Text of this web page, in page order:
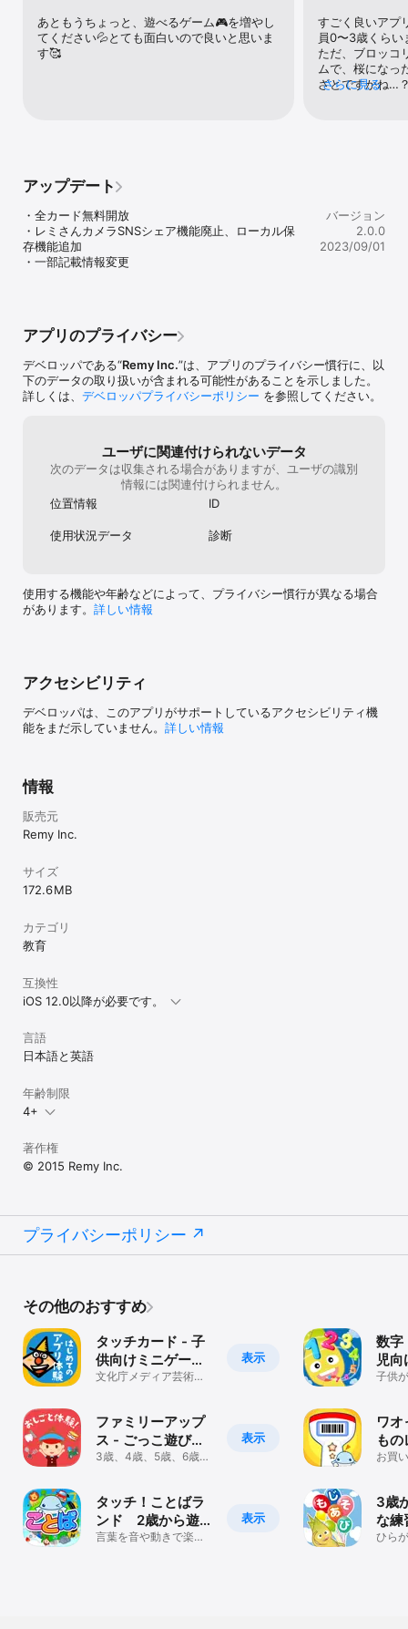
理サイトremyの広報部長もつとめる女の子です。「タッチフード」
では、平野レミの声をのせ、元気に活躍してくれますよ。
アプリ・トップ画面のリンクから、「こどもレシピ」もお楽しみい
「タッチフード」の開発に協力してくれたのは、大ヒット知育アプ
リ、Mr.shapeの「タッチカード」「ワークワーク」の生みの親、
KOO-KIです。子供心をつかんで離さない絵、音、仕掛けは「タッチ
フード」でもふんだんに取り入れました。大人でも楽しめるような
発見や驚きを、ぜひ体感してみてくださいね。
あともうちょっと、遊べるゲーム🎮を増やし
てください💦とても面白いので良いと思いま
す🥰
すごく良いアプ
員0〜3歳くら
ただ、ブロッコ
ムで、桜になっ
ざとですかね…
さらに見る
アップデート
・全カード無料開放
・レミさんカメラSNSシェア機能廃止、ローカル保
存機能追加
・一部記載情報変更
バージョン
2.0.0
2023/09/01
アプリのプライバシー
デベロッパである“Remy Inc.”は、アプリのプライバシー慣行に、以
下のデータの取り扱いが含まれる可能性があることを示しました。
詳しくは、 デベロッパプライバシーポリシー を参照してください。
ユーザに関連付けられないデータ
次のデータは収集される場合がありますが、ユーザの識別
情報には関連付けられません。
位置情報
ID
使用状況データ 診断
使用する機能や年齢などによって、プライバシー慣行が異なる場合
があります。 詳しい情報
アクセシビリティ
デベロッパは、このアプリがサポートしているアクセシビリティ機
能をまだ示していません。 詳しい情報
情報
販売元
Remy Inc.
サイズ
172.6 MB
カテゴリ
教育
互換性
iOS 12.0以降が必要です。
言語
日本語と英語
年齢制限
4+
著作権
© 2015 Remy Inc.
プライバシーポリシー
その他のおすすめ
表示
タッチカード - 子
供向けミニゲーム
満載・知育アプリ
文化庁メディア芸術祭
表示
ファミリーアップ
ス - ごっこ遊びで
こどもの知育
3歳、4歳、5歳、6歳向
表示
タッチ！ことばラ
ンド 2歳から遊
べる言葉を育む子
言葉を音や動きで楽し
数字
児
リ！
子供
ワ
もの
お買
3歳
な練
リで
ひら